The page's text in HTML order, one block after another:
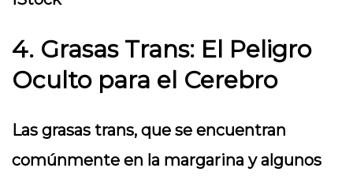
4. Grasas Trans: El Peligro
Oculto para el Cerebro
Las grasas trans, que se encuentran
comúnmente en la margarina y algunos